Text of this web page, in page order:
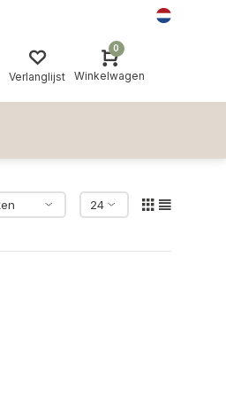
Verlanglijst
0
Winkelwagen